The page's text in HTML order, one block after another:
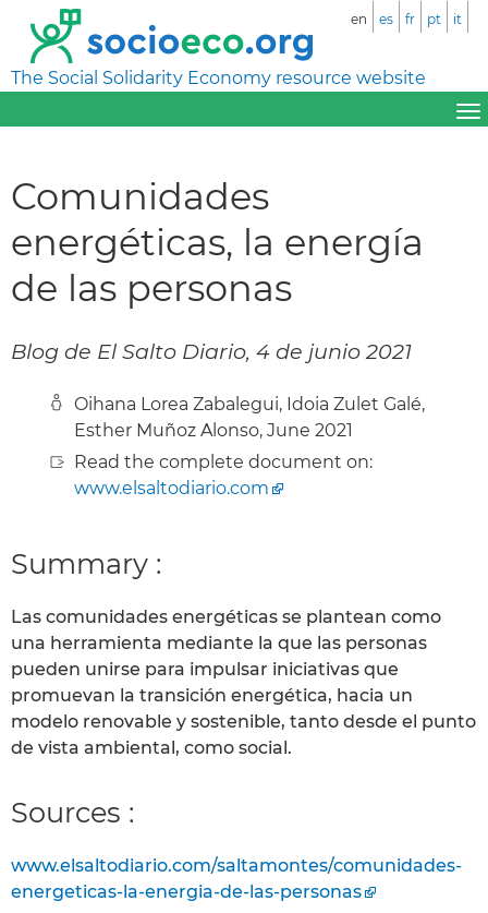
The Social Solidarity Economy resource website
en es fr pt it
Comunidades
energéticas, la energía
de las personas
Blog de El Salto Diario, 4 de junio 2021
Oihana Lorea Zabalegui, Idoia Zulet Galé,
Esther Muñoz Alonso, June 2021
Read the complete document on:
www.elsaltodiario.com
Summary :
Las comunidades energéticas se plantean como
una herramienta mediante la que las personas
pueden unirse para impulsar iniciativas que
promuevan la transición energética, hacia un
modelo renovable y sostenible, tanto desde el punto
de vista ambiental, como social.
Sources :
www.elsaltodiario.com/saltamontes/comunidades-
energeticas-la-energia-de-las-personas